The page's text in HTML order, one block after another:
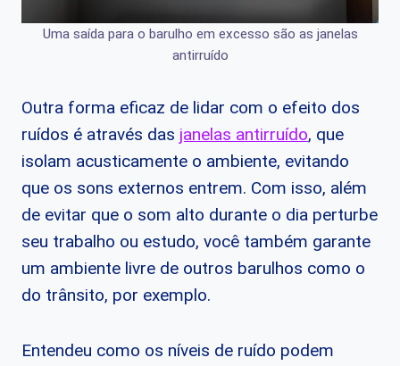
Uma saída para o barulho em excesso são as janelas
antirruído
Outra forma eficaz de lidar com o efeito dos
ruídos é através das janelas antirruído, que
isolam acusticamente o ambiente, evitando
que os sons externos entrem. Com isso, além
de evitar que o som alto durante o dia perturbe
seu trabalho ou estudo, você também garante
um ambiente livre de outros barulhos como o
do trânsito, por exemplo.
Entendeu como os níveis de ruído podem